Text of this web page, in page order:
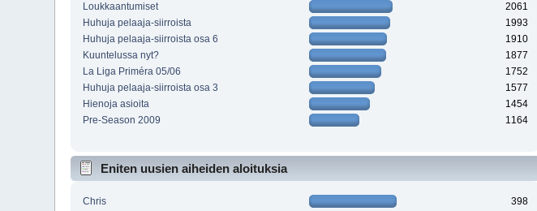
Loukkaantumiset
2061
Huhuja pelaaja-siirroista
1993
Huhuja pelaaja-siirroista osa 6
1910
Kuuntelussa nyt?
1877
La Liga Priméra 05/06
1752
Huhuja pelaaja-siirroista osa 3
1577
Hienoja asioita
1454
Pre-Season 2009
1164
Eniten uusien aiheiden aloituksia
Chris
398